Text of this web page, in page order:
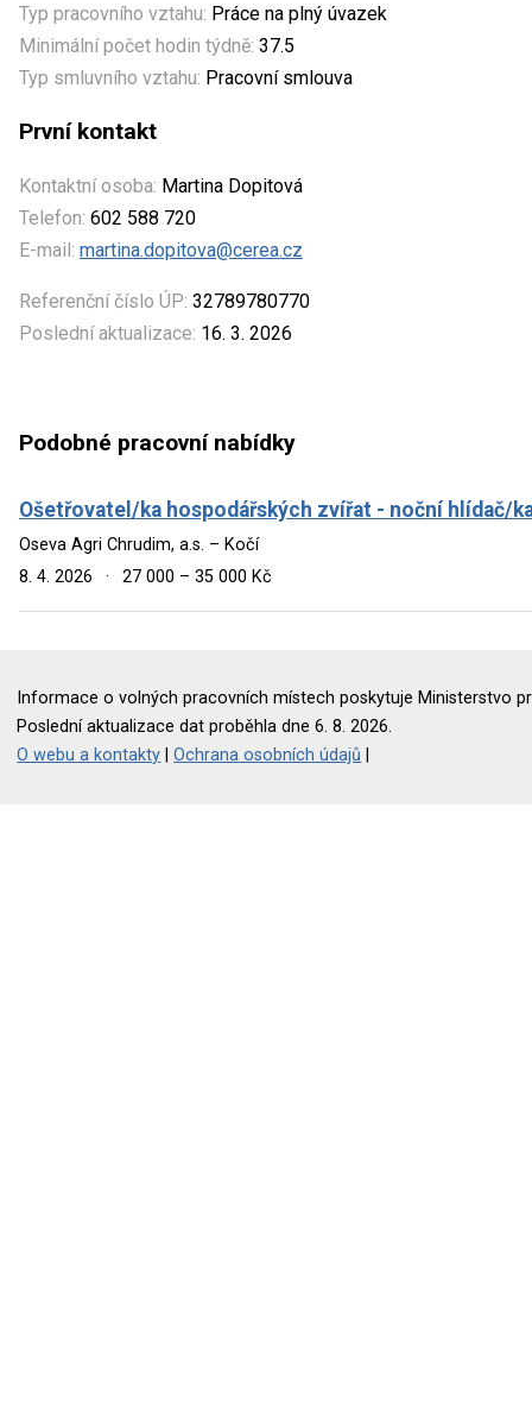
Typ pracovního vztahu: Práce na plný úvazek
Minimální počet hodin týdně: 37.5
Typ smluvního vztahu: Pracovní smlouva
První kontakt
Kontaktní osoba: Martina Dopitová
Telefon: 602 588 720
E-mail: martina.dopitova@cerea.cz
Referenční číslo ÚP: 32789780770
Poslední aktualizace: 16. 3. 2026
Podobné pracovní nabídky
Ošetřovatel/ka hospodářských zvířat - noční hlídač/
Oseva Agri Chrudim, a.s. – Kočí
8. 4. 2026
· 27 000 – 35 000 Kč
Informace o volných pracovních místech poskytuje Ministerstvo
Poslední aktualizace dat proběhla dne 6. 8. 2026.
O webu a kontakty |Ochrana osobních údajů